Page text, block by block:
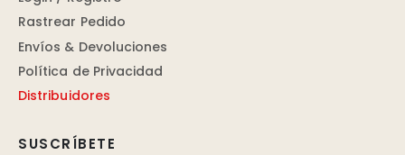
SUSCRÍBETE
Rastrear Pedido
Envíos & Devoluciones
Política de Privacidad
Distribuidores